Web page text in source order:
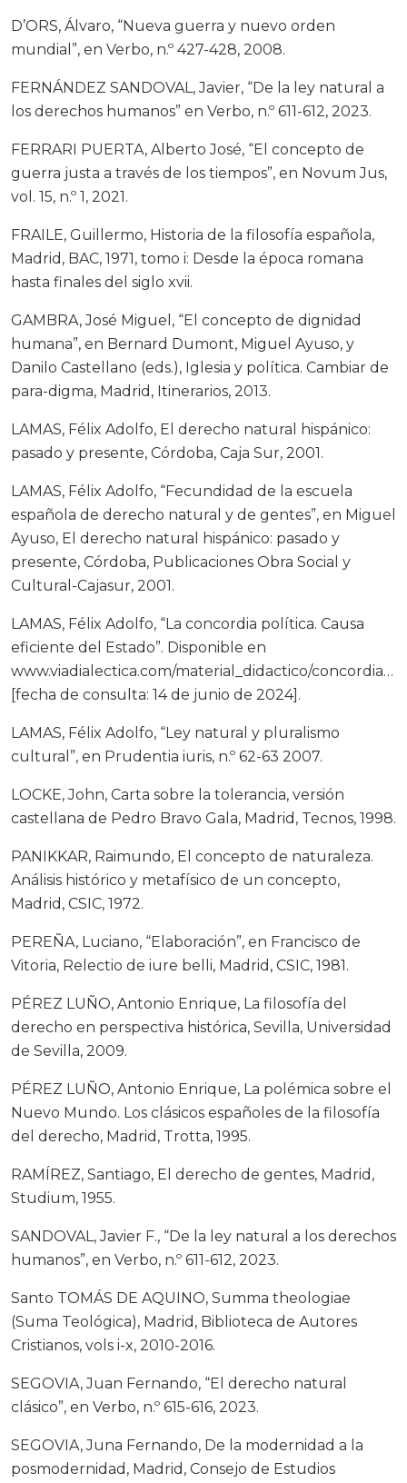
D’ORS, Álvaro, “Nueva guerra y nuevo orden
mundial”, en Verbo, n.º 427-428, 2008.
FERNÁNDEZ SANDOVAL, Javier, “De la ley natural a
los derechos humanos” en Verbo, n.º 611-612, 2023.
FERRARI PUERTA, Alberto José, “El concepto de
guerra justa a través de los tiempos”, en Novum Jus,
vol. 15, n.º 1, 2021.
FRAILE, Guillermo, Historia de la filosofía española,
Madrid, BAC, 1971, tomo i: Desde la época romana
hasta finales del siglo xvii.
GAMBRA, José Miguel, “El concepto de dignidad
humana”, en Bernard Dumont, Miguel Ayuso, y
Danilo Castellano (eds.), Iglesia y política. Cambiar de
para-digma, Madrid, Itinerarios, 2013.
LAMAS, Félix Adolfo, El derecho natural hispánico:
pasado y presente, Córdoba, Caja Sur, 2001.
LAMAS, Félix Adolfo, “Fecundidad de la escuela
española de derecho natural y de gentes”, en Miguel
Ayuso, El derecho natural hispánico: pasado y
presente, Córdoba, Publicaciones Obra Social y
Cultural-Cajasur, 2001.
LAMAS, Félix Adolfo, “La concordia política. Causa
eficiente del Estado”. Disponible en
www.viadialectica.com/material_didactico/
[fecha de consulta: 14 de junio de 2024].
LAMAS, Félix Adolfo, “Ley natural y pluralismo
cultural”, en Prudentia iuris, n.º 62-63 2007.
LOCKE, John, Carta sobre la tolerancia, versión
castellana de Pedro Bravo Gala, Madrid, Tecnos, 1998.
PANIKKAR, Raimundo, El concepto de naturaleza.
Análisis histórico y metafísico de un concepto,
Madrid, CSIC, 1972.
PEREÑA, Luciano, “Elaboración”, en Francisco de
Vitoria, Relectio de iure belli, Madrid, CSIC, 1981.
PÉREZ LUÑO, Antonio Enrique, La filosofía del
derecho en perspectiva histórica, Sevilla, Universidad
de Sevilla, 2009.
PÉREZ LUÑO, Antonio Enrique, La polémica sobre el
Nuevo Mundo. Los clásicos españoles de la filosofía
del derecho, Madrid, Trotta, 1995.
RAMÍREZ, Santiago, El derecho de gentes, Madrid,
Studium, 1955.
SANDOVAL, Javier F., “De la ley natural a los derechos
humanos”, en Verbo, n.º 611-612, 2023.
Santo TOMÁS DE AQUINO, Summa theologiae
(Suma Teológica), Madrid, Biblioteca de Autores
Cristianos, vols i-x, 2010-2016.
SEGOVIA, Juan Fernando, “El derecho natural
clásico”, en Verbo, n.º 615-616, 2023.
SEGOVIA, Juna Fernando, De la modernidad a la
posmodernidad, Madrid, Consejo de Estudios